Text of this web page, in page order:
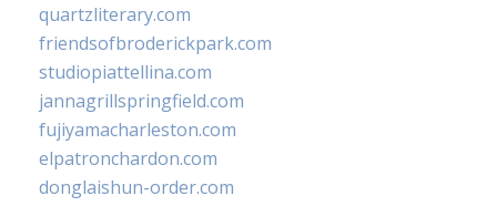
quartzliterary.com
friendsofbroderickpark.com
studiopiattellina.com
jannagrillspringfield.com
fujiyamacharleston.com
elpatronchardon.com
donglaishun-order.com